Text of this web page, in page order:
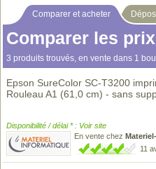
Comparer et acheter
Comparer les
3 produits trouvés, en vente dans 1
Epson SureColor SC-T3200
Rouleau A1 (61,0 cm) - sans
Disponibilité / délai * : Voir site
En vente chez
11